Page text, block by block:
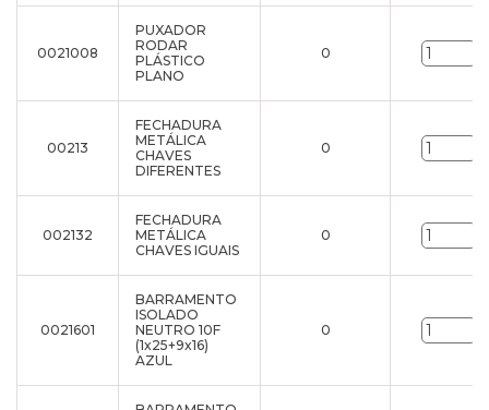
0021008
PUXADOR
RODAR
PLÁSTICO
PLANO
0
00213
FECHADURA
METÁLICA
CHAVES
DIFERENTES
0
002132
FECHADURA
METÁLICA
CHAVES IGUAIS
0
0021601
BARRAMENTO
ISOLADO
NEUTRO 10F
(1x25+9x16)
AZUL
0